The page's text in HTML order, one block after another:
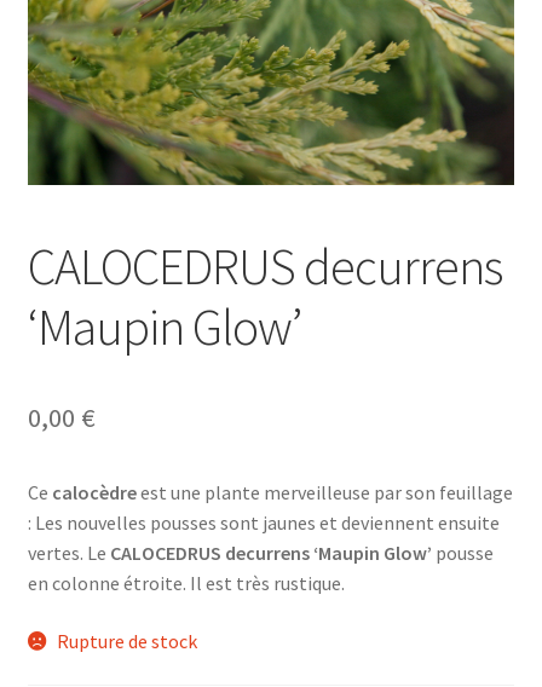
CALOCEDRUS decurrens
‘Maupin Glow’
0,00 €
Ce calocèdreest une plante merveilleuse par son feuillage
: Les nouvelles pousses sont jaunes et deviennent ensuite
vertes. Le CALOCEDRUS decurrens ‘Maupin Glow’ pousse
en colonne étroite. Il est très rustique.
Rupture de stock